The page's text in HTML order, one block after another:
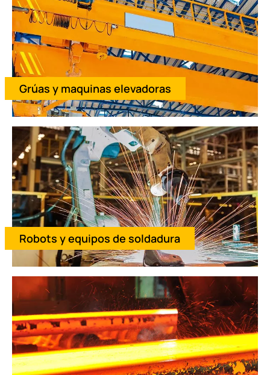
Grúas y maquinas elevadoras
Robots y equipos de soldadura